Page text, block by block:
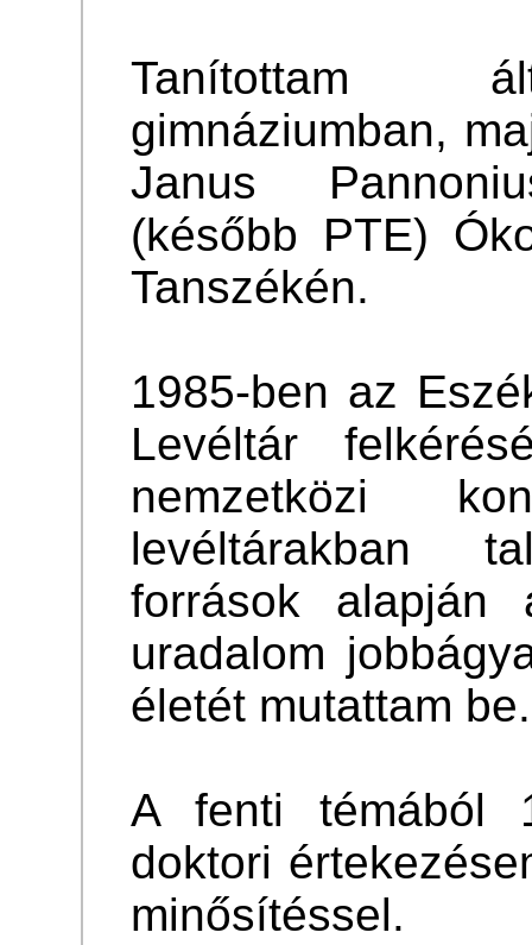
Tanítottam
gimnáziumban,
Janus
(később PTE)
Tanszékén.
1985-ben az
Levéltár
nemzetközi
levéltárakban
források
uradalom
életét mutattam be.
A fenti témából
doktori
minősítéssel.